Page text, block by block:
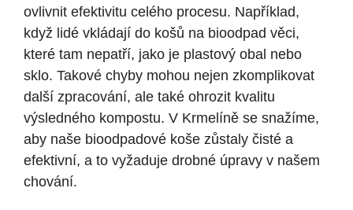
ovlivnit efektivitu celého procesu. Například,
když lidé vkládají do košů na bioodpad věci,
které tam nepatří, jako je plastový obal nebo
sklo. Takové chyby mohou nejen zkomplikovat
další zpracování, ale také ohrozit kvalitu
výsledného kompostu. V Krmelíně se snažíme,
aby naše bioodpadové koše zůstaly čisté a
efektivní, a to vyžaduje drobné úpravy v našem
chování.